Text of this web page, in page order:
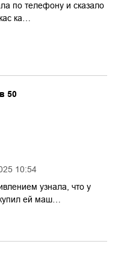
по телефону и сказало
ка…
10:54
50
узнала, что у
ей маш…